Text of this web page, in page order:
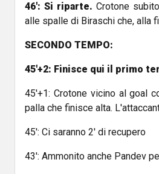
46': Si riparte.Crotone
alle spalle di Biraschi che, alla
SECONDO TEMPO:
45'+2: Finisce qui il primo
45'+1: Crotone vicino al goal
palla che finisce alta.
45': Ci saranno 2' di recupero
43': Ammonito anche Pandev